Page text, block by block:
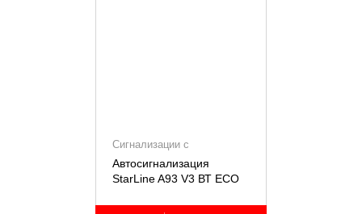
Сигнализации с
автозапуском
Автосигнализация
StarLine A93 V3 ВТ ECO